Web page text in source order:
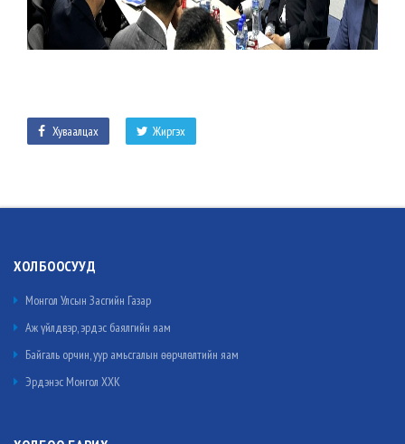
Жиргэх
Хуваалцах
ХОЛБООСУУД
Монгол Улсын Засгийн Газар
Аж үйлдвэр, эрдэс баялгийн яам
Байгаль орчин, уур амьсгалын өөрчлөлтийн яам
Эрдэнэс Монгол ХХК